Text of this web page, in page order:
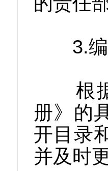
3.编
根据
册》的
开目录
并及时